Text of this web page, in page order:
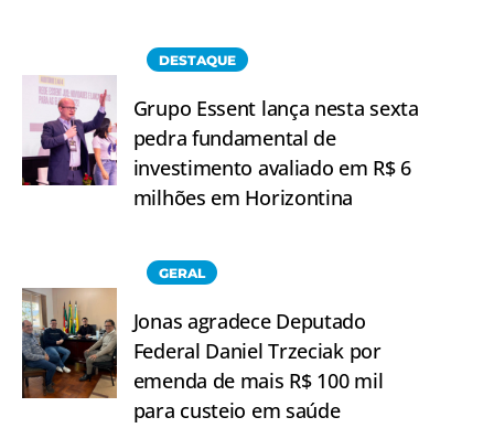
DESTAQUE
Grupo Essent lança nesta sexta
pedra fundamental de
investimento avaliado em R$ 6
milhões em Horizontina
GERAL
Jonas agradece Deputado
Federal Daniel Trzeciak por
emenda de mais R$ 100 mil
para custeio em saúde